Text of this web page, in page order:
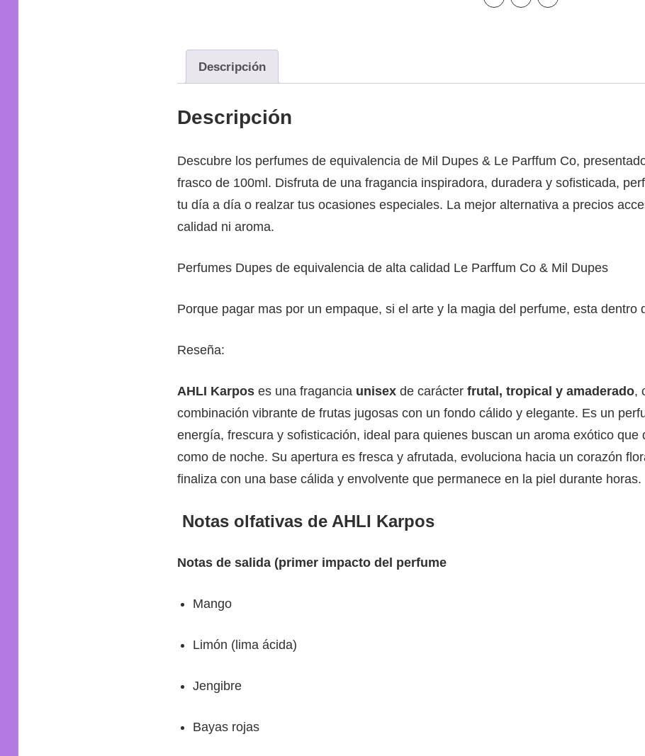
Descripción
Descripción
Descubre los perfumes de equivalencia de Mil Dupes & Le Parffum Co,
frasco de 100ml. Disfruta de una fragancia inspiradora, duradera y sofisticada,
tu día a día o realzar tus ocasiones especiales. La mejor alternativa a precios
calidad ni aroma.
Perfumes Dupes de equivalencia de alta calidad Le Parffum Co & Mil Dupes
Porque pagar mas por un empaque, si el arte y la magia del perfume, esta dentro
Reseña:
AHLI Karposes una fragancia unisexde carácter frutal, tropical y amaderado,
combinación vibrante de frutas jugosas con un fondo cálido y elegante. Es un
energía, frescura y sofisticación, ideal para quienes buscan un aroma exótico que
como de noche. Su apertura es fresca y afrutada, evoluciona hacia un corazón
finaliza con una base cálida y envolvente que permanece en la piel durante horas.
Notas olfativas de AHLI Karpos
Notas de salida (primer impacto del perfume
Mango
Limón (lima ácida)
Jengibre
Bayas rojas